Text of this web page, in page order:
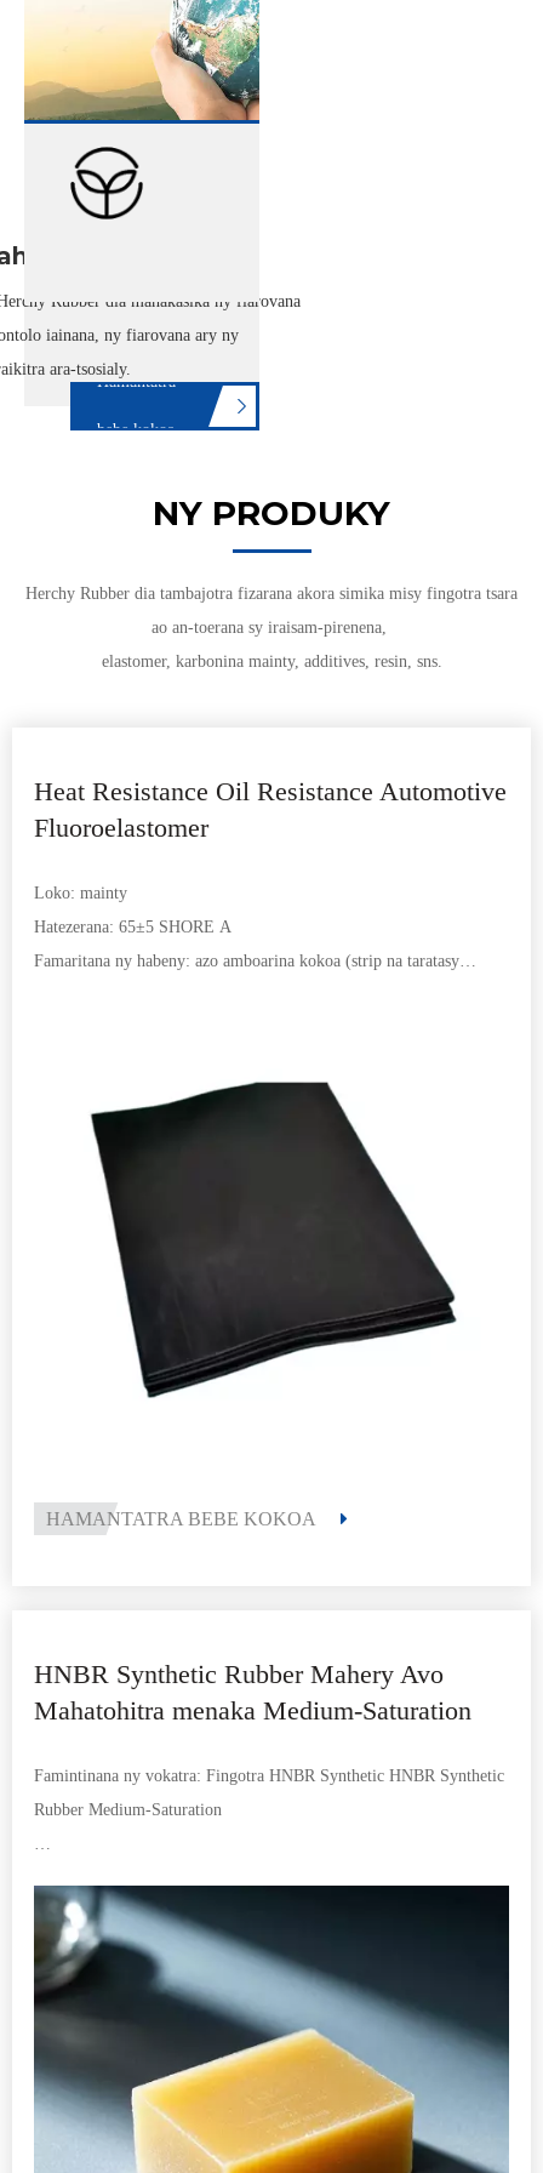
Rubber dia mahakasika ny fiarovana
iainana, ny fiarovana ary ny
ara-tsosialy.
Hamantatra
bebe kokoa
NY PRODUKY
Herchy Rubber dia tambajotra fizarana akora simika misy fingotra tsara
ao an-toerana sy iraisam-pirenena,
elastomer, karbonina mainty, additives, resin, sns.
Heat Resistance Oil Resistance Automotive
Fluoroelastomer
Loko: mainty
Hatezerana: 65±5 SHORE A
Famaritana ny habeny: azo amboarina kokoa (strip na taratasy
Famandrihana kely indrindra: 50kg
HAMANTATRA BEBE KOKOA
HNBR Synthetic Rubber Mahery Avo
Mahatohitra menaka Medium-Saturation
Famintinana ny vokatra: Fingotra HNBR Synthetic HNBR Synthetic
Rubber Medium-Saturation
fampisehoana miavaka amin'ny tontolo indostrialy mibaribary
amin'ny solika sy adin-tsaina. Miaraka amin'ny atiny acrylonitrile
34%, ity fingotra nitrile hydrogène (HNBR) ity dia manome
fanoherana solika tsara kokoa raha mitazona ny fahaiza-manaony sy
ny faharetana, ka mahatonga azy io ho tsara ho an'ny tombo-kase,
gaskets ary singa amin'ny fepetra miasa mafy.
Famaritana ara-teknika lehibe: